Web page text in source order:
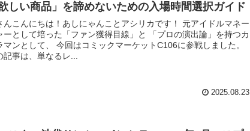
欲しい商品」を諦めないための入場時間選択ガイド
んこんにちは！あしにゃんことアシリカです！ 元アイドルマネー
ーとして培った「ファン獲得目線」と 「プロの演出論」を持つカ
マンとして、 今回はコミックマーケットC106に参戦しました。
記事は、単なるレ...
2025.08.23